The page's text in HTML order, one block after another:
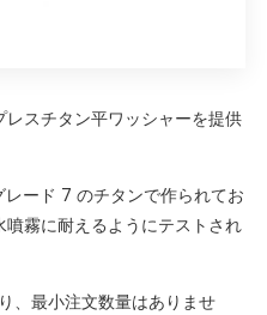
スチタン平ワッシャーを提供
ード 7 のチタンで作られてお
噴霧に耐えるようにテストされ
、最小注文数量はありませ